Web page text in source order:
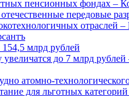
пенсионных фондах –
передовые
отраслей –
млрд рублей
до 7 млрд рублей
атомно-
для льготных